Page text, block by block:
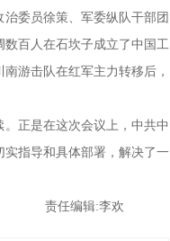
委员徐策、军委纵队干部团
百人在石坎子成立了中国工
游击队在红军主力转移后，
正是在这次会议上，中共中
指导和具体部署，解决了一
责任编辑:李欢